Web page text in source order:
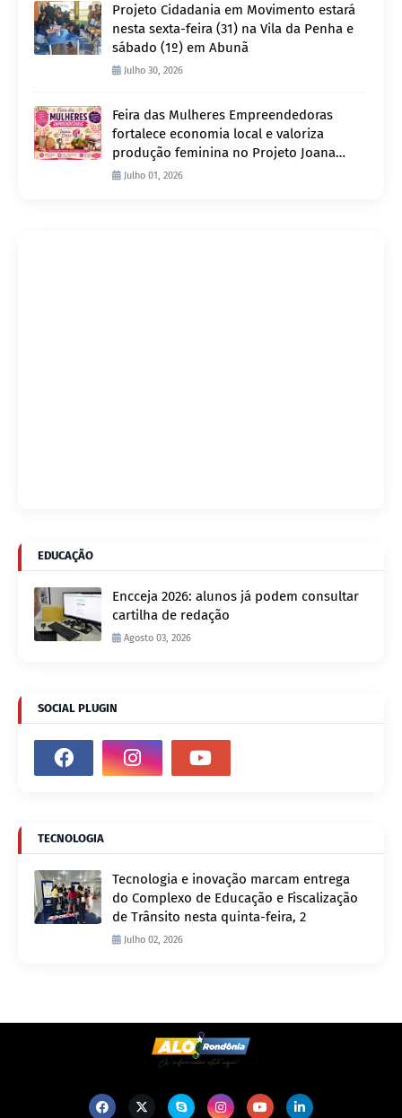
Projeto Cidadania em Movimento estará
nesta sexta-feira (31) na Vila da Penha e
sábado (1º) em Abunã
Julho 30, 2026
Feira das Mulheres Empreendedoras
fortalece economia local e valoriza
produção feminina no Projeto Joana
D’Arc
Julho 01, 2026
EDUCAÇÃO
Encceja 2026: alunos já podem consultar
cartilha de redação
Agosto 03, 2026
SOCIAL PLUGIN
TECNOLOGIA
Tecnologia e inovação marcam entrega
do Complexo de Educação e Fiscalização
de Trânsito nesta quinta-feira, 2
Julho 02, 2026